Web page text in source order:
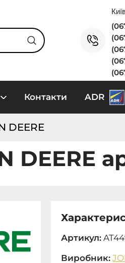
Контакти ADR
DEERE
Артикул:
Виробник: